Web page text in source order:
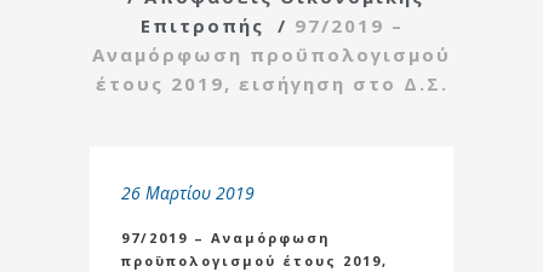
Επιτροπής
/ 97/2019 –
Αναμόρφωση προϋπολογισμού
έτους 2019, εισήγηση στο Δ.Σ.
26 Μαρτίου 2019
97/2019 – Αναμόρφωση
προϋπολογισμού έτους 2019,